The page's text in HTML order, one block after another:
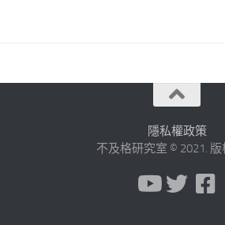
隱私權政策
不及格研究室 © 2021.